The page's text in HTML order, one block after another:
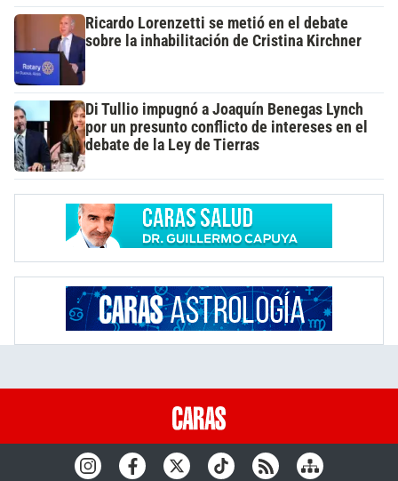
Ricardo Lorenzetti se metió en el debate
sobre la inhabilitación de Cristina Kirchner
Di Tullio impugnó a Joaquín Benegas Lynch
por un presunto conflicto de intereses en el
debate de la Ley de Tierras